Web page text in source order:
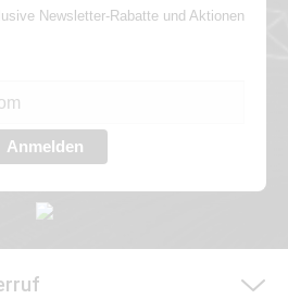
Newsletter-Rabatte und Aktionen
Anmelden